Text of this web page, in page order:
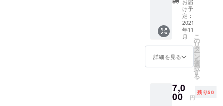
名様分
(2000円
相当) ※
カード
のデザ
インは
仮とな
りま
全会員
制とな
り次回
お届
け予
定：
2021
年11
月
詳細を見る
こ
の
リ
タ
ー
ン
を
選
択
す
る
7,0
00 円
残り50